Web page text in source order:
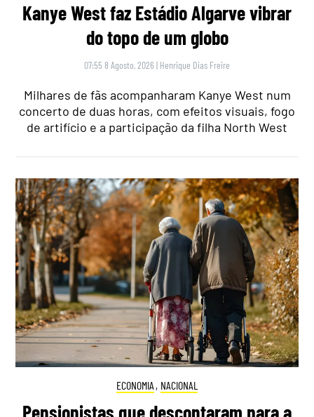
Kanye West faz Estádio Algarve vibrar
do topo de um globo
07:55 8 Agosto, 2026 | Henrique Dias Freire
Milhares de fãs acompanharam Kanye West num
concerto de duas horas, com efeitos visuais, fogo
de artifício e a participação da filha North West
ECONOMIA , NACIONAL